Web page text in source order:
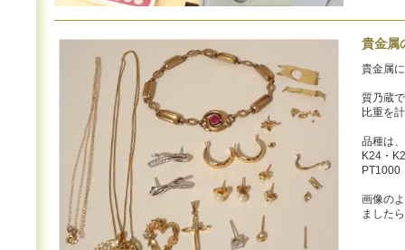
貴金属
貴金属
質乃蔵
比重を
品種は、
K24・
PT1000
画像の
ました